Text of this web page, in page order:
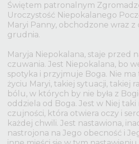
Świętem patronalnym
Uroczystość Niepokalanego
Maryi Panny, obchodzone wraz z
grudnia.
Maryja Niepokalana, staje przed
czuwania. Jest Niepokalana, bo
spotyka i przyjmuje Boga. Nie
życiu Maryi, takiej sytuacji, takiej
bólu, w których by nie była z
oddziela od Boga. Jest w Niej taki
czujności, która otwiera oczy i
każdej chwili. Jest nastawiona,
nastrojona na Jego obecność i